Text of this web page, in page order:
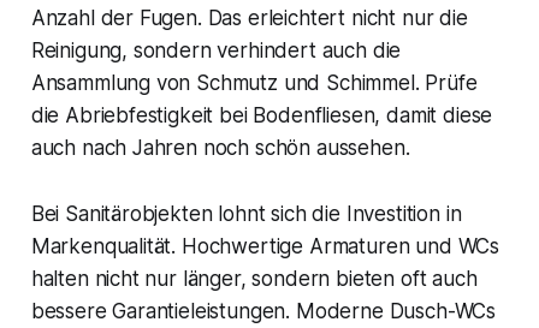
Anzahl der Fugen. Das erleichtert nicht nur die
Reinigung, sondern verhindert auch die
Ansammlung von Schmutz und Schimmel. Prüfe
die Abriebfestigkeit bei Bodenfliesen, damit diese
auch nach Jahren noch schön aussehen.
Bei Sanitärobjekten lohnt sich die Investition in
Markenqualität. Hochwertige Armaturen und WCs
halten nicht nur länger, sondern bieten oft auch
bessere Garantieleistungen. Moderne Dusch-WCs